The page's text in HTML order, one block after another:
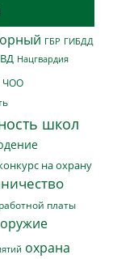
ГБР ГИБДД
Нацгвардия
ЧОО
школ
на охрану
платы
оружие
охрана